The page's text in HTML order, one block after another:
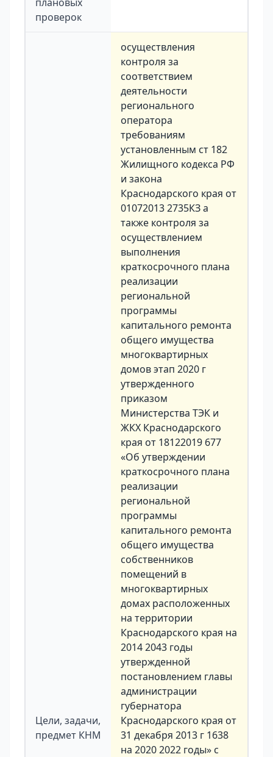
проверок
Цели, задачи,
предмет КНМ
осуществления
контроля за
соответствием
деятельности
регионального
оператора
требованиям
установленным ст 182
Жилищного кодекса РФ
и закона
Краснодарского края от
01072013 2735КЗ а
также контроля за
осуществлением
выполнения
краткосрочного плана
реализации
региональной
программы
капитального ремонта
общего имущества
многоквартирных
домов этап 2020 г
утвержденного
приказом
Министерства ТЭК и
ЖКХ Краснодарского
края от 18122019 677
«Об утверждении
краткосрочного плана
реализации
региональной
программы
капитального ремонта
общего имущества
собственников
помещений в
многоквартирных
домах расположенных
на территории
Краснодарского края на
2014 2043 годы
утвержденной
постановлением главы
администрации
губернатора
Краснодарского края от
31 декабря 2013 г 1638
на 2020 2022 годы» с